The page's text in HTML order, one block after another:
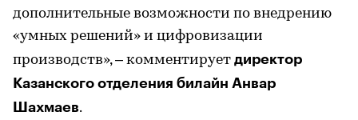
дополнительные возможности по внедрению
«умных решений» и цифровизации
производств», – комментирует директор
Казанского отделения билайн Анвар
Шахмаев.